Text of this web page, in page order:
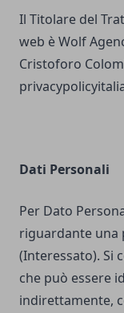
Il Titolare del
web è Wolf
Cristoforo
Dati Personali
Per Dato
riguardante una
(Interessato). Si
che può essere
indirettamente,